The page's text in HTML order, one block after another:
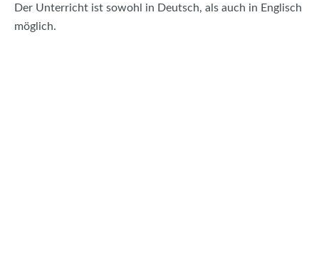
Der Unterricht ist sowohl in Deutsch, als auch in Englisch
möglich.